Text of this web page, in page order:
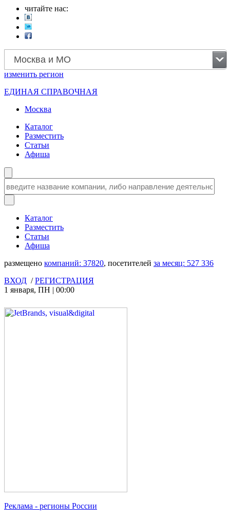
читайте нас:
Москва и МО
изменить регион
ЕДИНАЯ СПРАВОЧНАЯ
Москва
Каталог
Разместить
Статьи
Афиша
Каталог
Разместить
Статьи
Афиша
размещено компаний: 37820, посетителей за месяц: 527 336
ВХОД /РЕГИСТРАЦИЯ
1 января, ПН | 00:00
Реклама - регионы России